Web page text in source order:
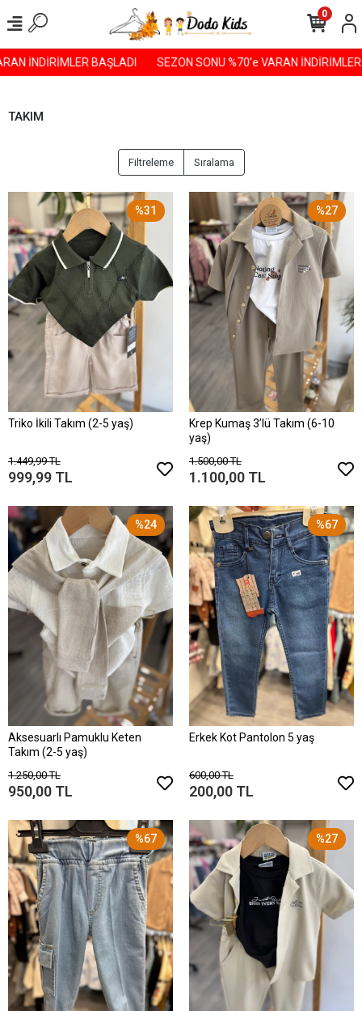
BAŞLADI️ SEZON SONU %70’e VARAN İNDİRİMLER
0
TAKIM
Filtreleme Sıralama
%31
Triko İkili Takım (2-5 yaş)
1.449,99 TL
999,99 TL
%27
Krep Kumaş 3’lü Takım (6-10
yaş)
1.500,00 TL
1.100,00 TL
%24
Aksesuarlı Pamuklu Keten
Takım (2-5 yaş)
1.250,00 TL
950,00 TL
%67
Erkek Kot Pantolon 5 yaş
600,00 TL
200,00 TL
%67 %27